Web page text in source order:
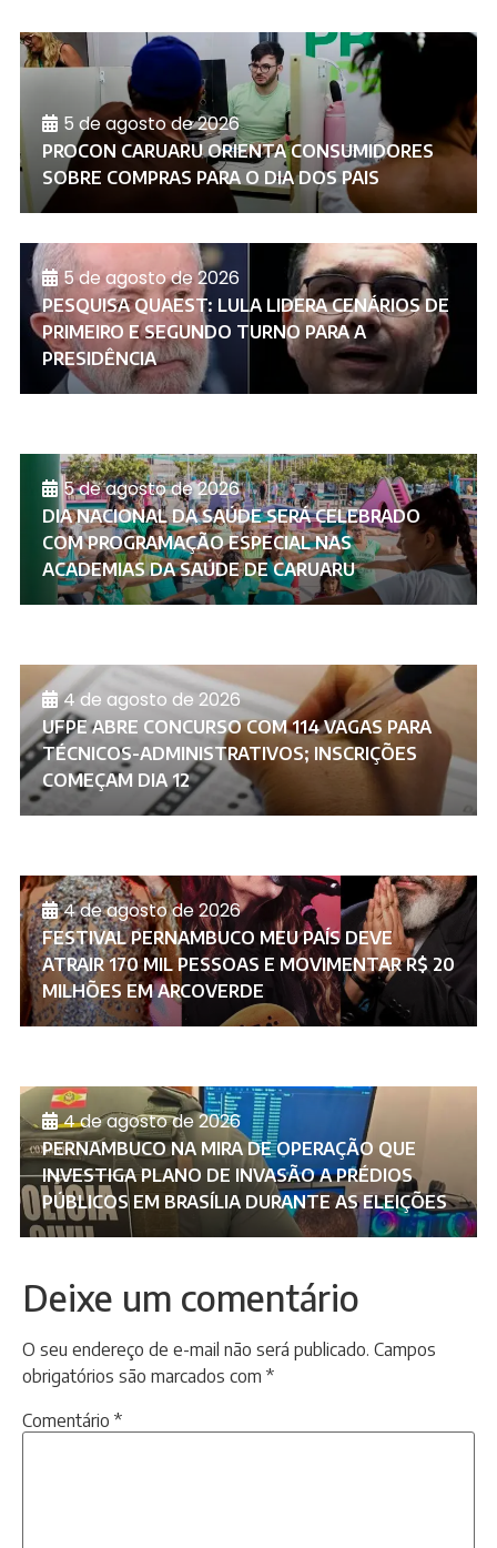
5 de agosto de 2026
PROCON CARUARU ORIENTA CONSUMIDORES
SOBRE COMPRAS PARA O DIA DOS PAIS
5 de agosto de 2026
PESQUISA QUAEST: LULA LIDERA CENÁRIOS DE
PRIMEIRO E SEGUNDO TURNO PARA A
PRESIDÊNCIA
5 de agosto de 2026
DIA NACIONAL DA SAÚDE SERÁ CELEBRADO
COM PROGRAMAÇÃO ESPECIAL NAS
ACADEMIAS DA SAÚDE DE CARUARU
4 de agosto de 2026
UFPE ABRE CONCURSO COM 114 VAGAS PARA
TÉCNICOS-ADMINISTRATIVOS; INSCRIÇÕES
COMEÇAM DIA 12
4 de agosto de 2026
FESTIVAL PERNAMBUCO MEU PAÍS DEVE
ATRAIR 170 MIL PESSOAS E MOVIMENTAR R$ 20
MILHÕES EM ARCOVERDE
4 de agosto de 2026
PERNAMBUCO NA MIRA DE OPERAÇÃO QUE
INVESTIGA PLANO DE INVASÃO A PRÉDIOS
PÚBLICOS EM BRASÍLIA DURANTE AS ELEIÇÕES
Deixe um comentário
O seu endereço de e-mail não será publicado. Campos
obrigatórios são marcados com *
Comentário *